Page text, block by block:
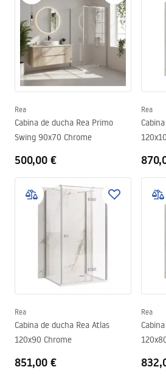
Rea
Cabina de ducha Rea Primo
Swing 90x70 Chrome
500,00 €
Rea
Rea
Cabina de ducha Rea Atlas
120x90 Chrome
851,00 €
Rea